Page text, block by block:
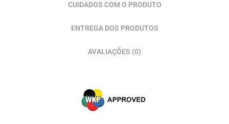
CUIDADOS COM O PRODUTO
ENTREGA DOS PRODUTOS
AVALIAÇÕES (0)